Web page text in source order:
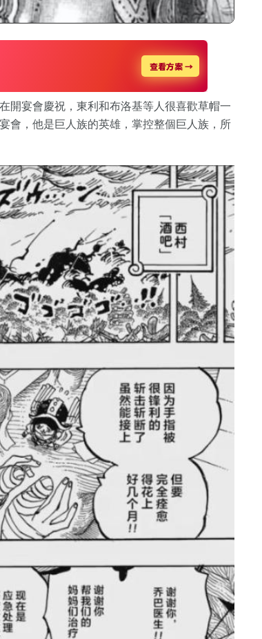
開宴會慶祝，東利和布洛基等人很喜歡草帽一
會，他是巨人族的英雄，掌控整個巨人族，所